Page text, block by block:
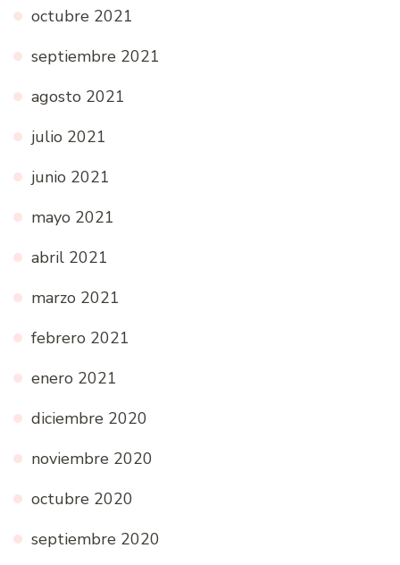
octubre 2021
septiembre 2021
agosto 2021
julio 2021
junio 2021
mayo 2021
abril 2021
marzo 2021
febrero 2021
enero 2021
diciembre 2020
noviembre 2020
octubre 2020
septiembre 2020